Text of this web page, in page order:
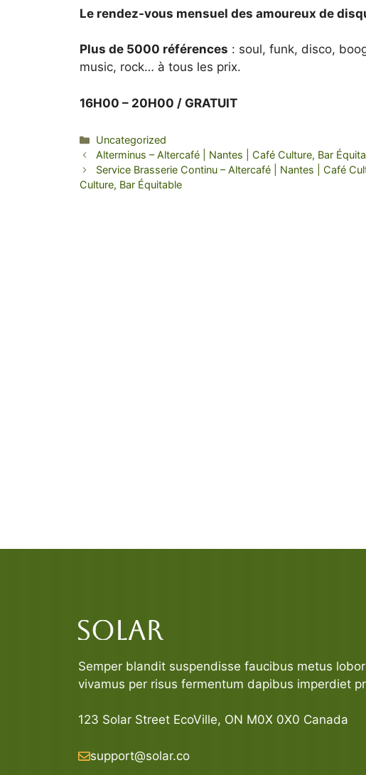
Le rendez-vous mensuel des amoureux de
Plus de 5000 références : soul, funk, disco,
music, rock… à tous les prix.
16H00 – 20H00 / GRATUIT
Categories
Uncategorized
Alterminus – Altercafé | Nantes | Café Culture, Bar
Service Brasserie Continu – Altercafé | Nantes | Café
Culture, Bar Équitable
Semper blandit suspendisse faucibus metus
vivamus per risus fermentum dapibus imperdiet
123 Solar Street EcoVille, ON M0X 0X0 Canada
support@solar.co